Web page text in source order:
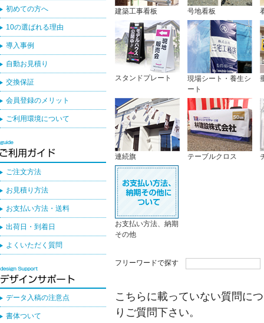
建築工事看板 号地看板
スタンドプレート
現場シート・養生シ
ート
連続旗 テーブルクロス
お支払い方法、納期
その他
フリーワードで探す
こちらに載っていない質問に
りご質問下さい。
初めての方へ
10の選ばれる理由
導入事例
自動お見積り
交換保証
会員登録のメリット
ご利用環境について
ご注文方法
お見積り方法
お支払い方法・送料
出荷日・到着日
よくいただく質問
データ入稿の注意点
書体ついて